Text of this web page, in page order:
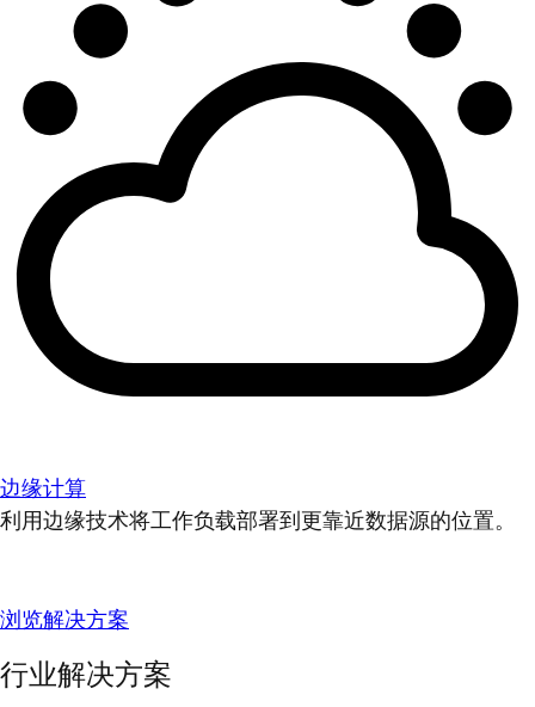
边缘计算
利用边缘技术将工作负载部署到更靠近数据源的位置。
浏览解决方案
行业解决方案